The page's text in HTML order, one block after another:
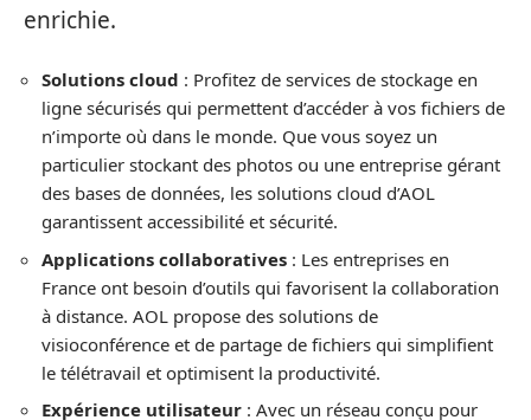
enrichie.
Solutions cloud : Profitez de services de stockage en
ligne sécurisés qui permettent d’accéder à vos fichiers de
n’importe où dans le monde. Que vous soyez un
particulier stockant des photos ou une entreprise gérant
des bases de données, les solutions cloud d’AOL
garantissent accessibilité et sécurité.
Applications collaboratives : Les entreprises en
France ont besoin d’outils qui favorisent la collaboration
à distance. AOL propose des solutions de
visioconférence et de partage de fichiers qui simplifient
le télétravail et optimisent la productivité.
Expérience utilisateur : Avec un réseau conçu pour